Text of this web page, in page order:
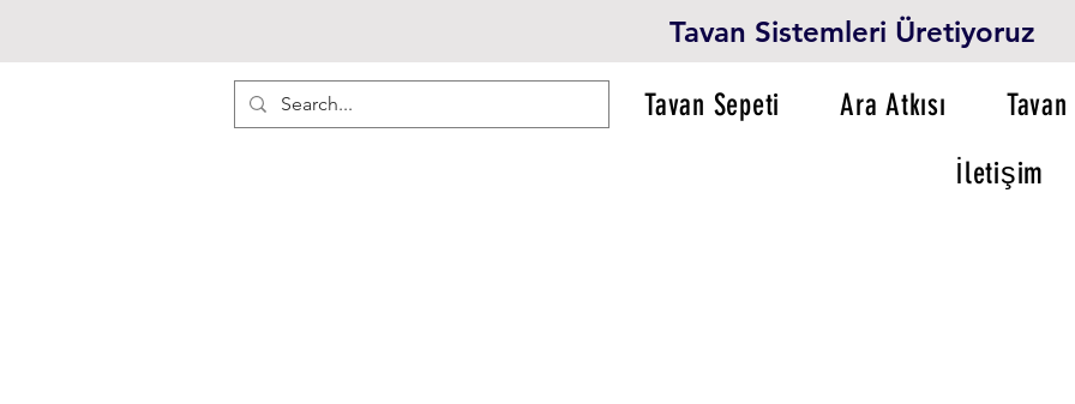
Tavan Sistemleri Üretiyoruz
Tavan Sepeti Ara Atkısı
İletişim